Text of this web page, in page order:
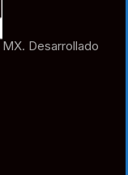
Desarrollado